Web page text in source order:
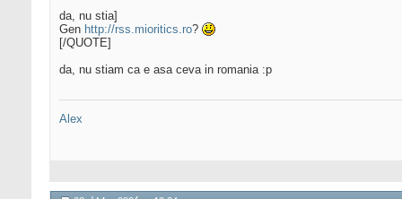
da, nu stia]
Gen http://rss.mioritics.ro?
[/QUOTE]
da, nu stiam ca e asa ceva in romania :p
Alex